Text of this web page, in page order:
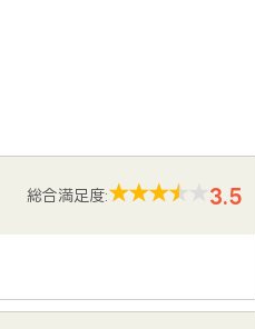
総合満足度: 3.5